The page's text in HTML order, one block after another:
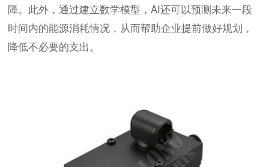
障。此外，通过建立数学模型，AI还可以预测未来一段
时间内的能源消耗情况，从而帮助企业提前做好规划，
降低不必要的支出。